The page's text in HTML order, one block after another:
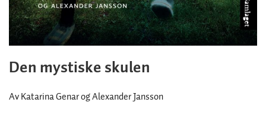
Den mystiske skulen
Av Katarina Genar og Alexander Jansson